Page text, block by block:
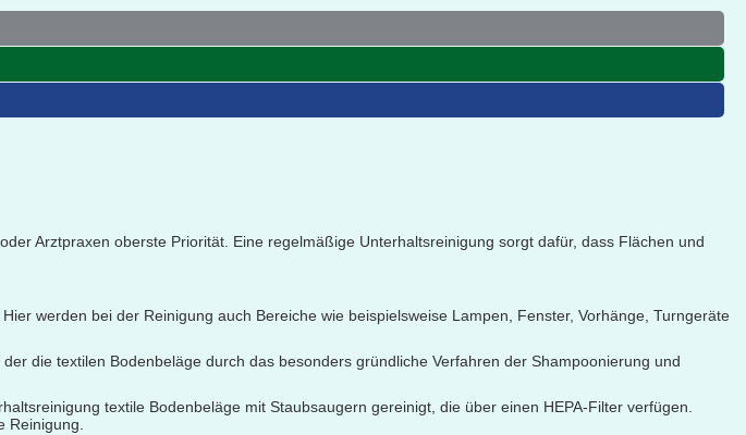
Arztpraxen oberste Priorität. Eine regelmäßige Unterhaltsreinigung sorgt dafür, dass Flächen und
werden bei der Reinigung auch Bereiche wie beispielsweise Lampen, Fenster, Vorhänge, Turngeräte
die textilen Bodenbeläge durch das besonders gründliche Verfahren der Shampoonierung und
textile Bodenbeläge mit Staubsaugern gereinigt, die über einen HEPA-Filter verfügen.
Reinigung.